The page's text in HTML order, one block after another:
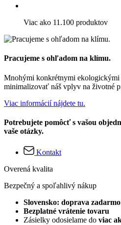
Viac ako 11.100 produktov
Pracujeme s ohľadom na klímu.
Mnohými konkrétnymi ekologickými
minimalizovať náš vplyv na životné
Viac informácií nájdete tu.
Potrebujete pomôcť s vašou
vaše otázky.
Kontakt
Overená kvalita
Bezpečný a spoľahlivý nákup
Slovensko: doprava zadarmo
Bezplatné vrátenie tovaru
Zásielky odosielame do viac